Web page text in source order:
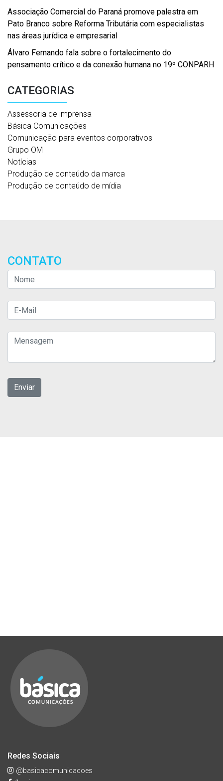
Associação Comercial do Paraná promove palestra em
Pato Branco sobre Reforma Tributária com especialistas
nas áreas jurídica e empresarial
Álvaro Fernando fala sobre o fortalecimento do
pensamento crítico e da conexão humana no 19º CONPARH
CATEGORIAS
Assessoria de imprensa
Básica Comunicações
Comunicação para eventos corporativos
Grupo OM
Notícias
Produção de conteúdo da marca
Produção de conteúdo de mídia
CONTATO
Redes Sociais
@basicacomunicacoes